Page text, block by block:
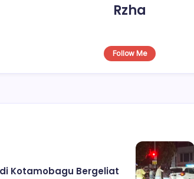
Rzha
Follow Me
Kotamobagu Bergeliat